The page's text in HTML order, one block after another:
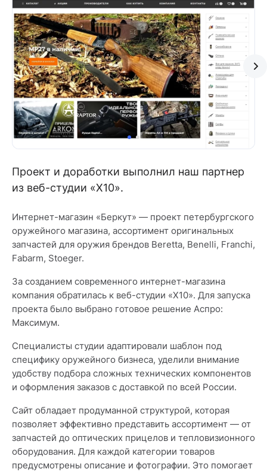
Проект и доработки выполнил наш партнер
из веб-студии «X10».
Интернет-магазин «Беркут» — проект петербургского
оружейного магазина, ассортимент оригинальных
запчастей для оружия брендов Beretta, Benelli, Franchi,
Fabarm, Stoeger.
За созданием современного интернет-магазина
компания обратилась к веб-студии «X10». Для запуска
проекта было выбрано готовое решение Аспро:
Максимум.
Специалисты студии адаптировали шаблон под
специфику оружейного бизнеса, уделили внимание
удобству подбора сложных технических компонентов
и оформления заказов с доставкой по всей России.
Сайт обладает продуманной структурой, которая
позволяет эффективно представить ассортимент — от
запчастей до оптических прицелов и тепловизионного
оборудования. Для каждой категории товаров
предусмотрены описание и фотографии. Это помогает